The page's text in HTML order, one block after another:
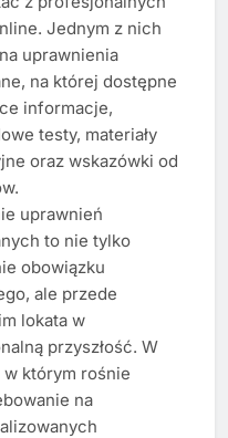
Jednym z nich
uprawnienia
na której dostępne
informacje,
testy, materiały
oraz wskazówki od
uprawnień
to nie tylko
obowiązku
ale przede
lokata w
przyszłość. W
którym rośnie
na